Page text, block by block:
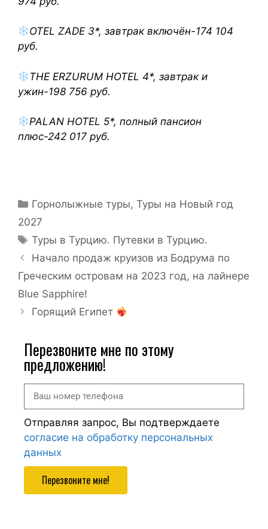
OTEL ZADE 3*, завтрак включён-174 104
руб.
THE ERZURUM HOTEL 4*, завтрак и
ужин-198 756 руб.
PALAN HOTEL 5*, полный пансион
плюс-242 017 руб.
Горнолыжные туры,Туры на Новый год
2027
Туры в Турцию. Путевки в Турцию.
Начало продаж круизов из Бодрума по
Греческим островам на 2023 год, на лайнере
Blue Sapphire!
Горящий Египет
Перезвоните мне по этому
предложению!
Отправляя запрос, Вы подтверждаете
согласие на обработку персональных
данных
Перезвоните мне!